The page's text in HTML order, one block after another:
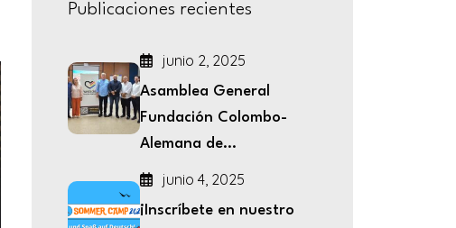
Publicaciones recientes
junio 2, 2025
Asamblea General
Fundación Colombo-
Alemana de...
junio 4, 2025
¡Inscríbete en nuestro